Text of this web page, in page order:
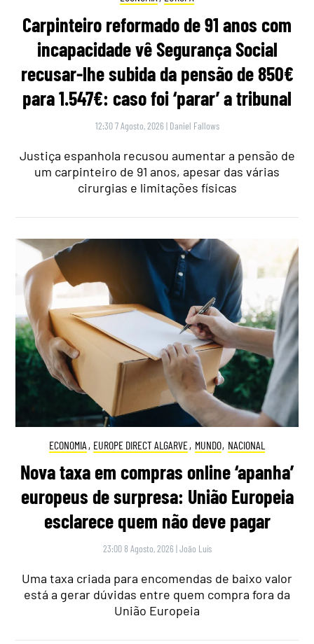
Carpinteiro reformado de 91 anos com
incapacidade vê Segurança Social
recusar-lhe subida da pensão de 850€
para 1.547€: caso foi ‘parar’ a tribunal
12:30 7 Agosto, 2026 | Daniel Fallows
Justiça espanhola recusou aumentar a pensão de
um carpinteiro de 91 anos, apesar das várias
cirurgias e limitações físicas
ECONOMIA , EUROPE DIRECT ALGARVE, MUNDO, NACIONAL
Nova taxa em compras online ‘apanha’
europeus de surpresa: União Europeia
esclarece quem não deve pagar
23:00 8 Agosto, 2026 |João Luís
Uma taxa criada para encomendas de baixo valor
está a gerar dúvidas entre quem compra fora da
União Europeia